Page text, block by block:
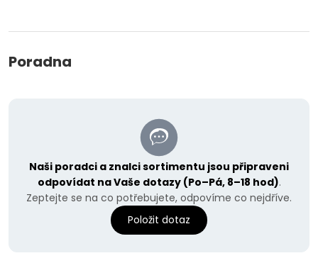
Poradna
Naši poradci a znalci sortimentu jsou připraveni
odpovídat na Vaše dotazy (Po–Pá, 8–18 hod).
Zeptejte se na co potřebujete, odpovíme co nejdříve.
Položit dotaz